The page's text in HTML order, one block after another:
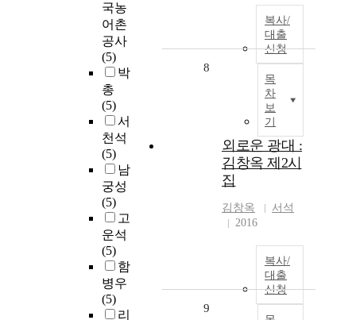
국농
어촌
공사
(5)
박
총
(5)
서
천석
(5)
남
궁성
(5)
고
운석
(5)
함
병우
(5)
리
복사/
대출
신청
목
차
보
기
8
외로운 광대 :
김창옥 제2시
집
김창옥
서석
2016
복사/
대출
신청
9